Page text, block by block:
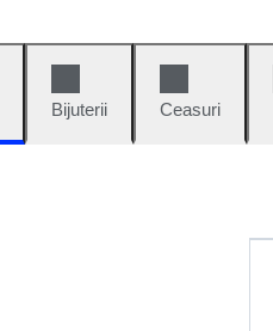
Bijuterii Ceasuri